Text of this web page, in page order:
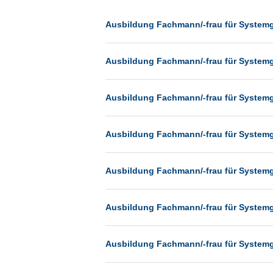
Dresden
Düsseldorf
Erfurt
Essen
Frankfurt
Freiburg
Hamburg
Hannover
Ausbildung Fachmann/-frau für
Ausbildung Fachmann/-frau für
Ausbildung Fachmann/-frau für
Ausbildung Fachmann/-frau für
Ausbildung Fachmann/-frau für
Ausbildung Fachmann/-frau für
Ausbildung Fachmann/-frau für